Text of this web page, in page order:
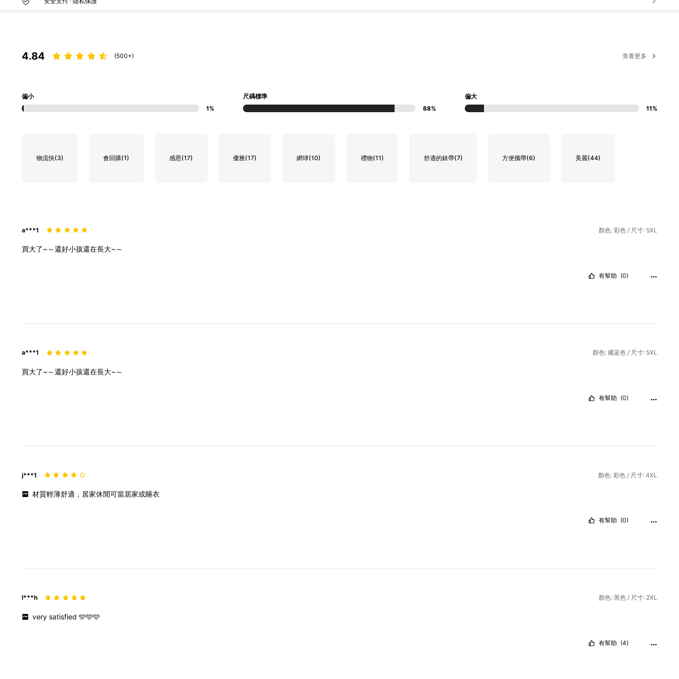
4.84 (500+) 查看更多
偏小
1%
尺碼標準
88%
偏大
11%
物流快(3) 會回購(1) 感恩(17) 優雅(17) 網球(10) 禮物(11) 舒適的錶帶(7) 方便攜帶(6) 美麗(44)
a***1 顏色: 彩色 / 尺寸: 5XL
買大了~～還好小孩還在長大~～
有幫助 (0)
a***1 顏色: 藏蓝色 / 尺寸: 5XL
買大了~～還好小孩還在長大~～
有幫助 (0)
j***1 顏色: 彩色 / 尺寸: 4XL
材質輕薄舒適，居家休閒可當居家或睡衣
有幫助 (0)
l***h 顏色: 黑色 / 尺寸: 2XL
verysatisfied🩵🩵🩵
有幫助 (4)